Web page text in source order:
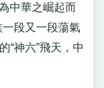
中華之崛起而
段又一段蕩氣
“神六”飛天，中